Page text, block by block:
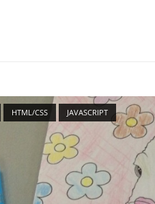
HTML/CSS JAVASCRIPT